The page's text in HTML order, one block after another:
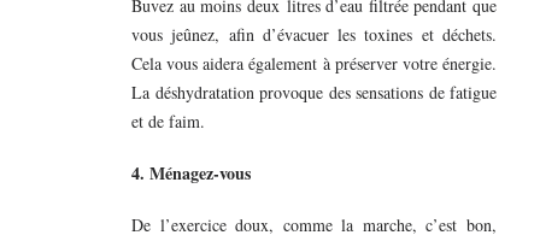
Buvez au moins deux litres d’eau filtrée pendant que
vous jeûnez, afin d’évacuer les toxines et déchets.
Cela vous aidera également à préserver votre énergie.
La déshydratation provoque des sensations de fatigue
et de faim.
4. Ménagez-vous
De l’exercice doux, comme la marche, c’est bon,